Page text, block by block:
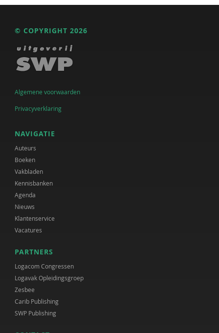
© COPYRIGHT 2026
Algemene voorwaarden
Privacyverklaring
NAVIGATIE
Auteurs
Boeken
Vakbladen
Kennisbanken
Agenda
Nieuws
Klantenservice
Vacatures
PARTNERS
Logacom Congressen
Logavak Opleidingsgroep
Zesbee
Carib Publishing
SWP Publishing